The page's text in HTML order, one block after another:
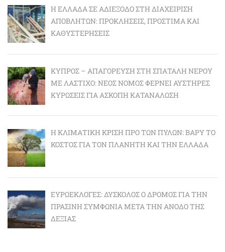
Η ΕΛΛΆΔΑ ΣΕ ΑΔΙΈΞΟΔΟ ΣΤΗ ΔΙΑΧΕΊΡΙΣΗ
ΑΠΟΒΛΉΤΩΝ: ΠΡΟΚΛΉΣΕΙΣ, ΠΡΌΣΤΙΜΑ ΚΑΙ
ΚΑΘΥΣΤΕΡΉΣΕΙΣ
ΚΎΠΡΟΣ – ΑΠΑΓΌΡΕΥΣΗ ΣΤΗ ΣΠΑΤΆΛΗ ΝΕΡΟΎ
ΜΕ ΛΆΣΤΙΧΟ: ΝΈΟΣ ΝΌΜΟΣ ΦΈΡΝΕΙ ΑΥΣΤΗΡΈΣ
ΚΥΡΏΣΕΙΣ ΓΙΑ ΆΣΚΟΠΗ ΚΑΤΑΝΆΛΩΣΗ
Η ΚΛΙΜΑΤΙΚΉ ΚΡΊΣΗ ΠΡΟ ΤΩΝ ΠΥΛΏΝ: BΑΡΎ ΤΟ
ΚΌΣΤΟΣ ΓΙΑ ΤΟΝ ΠΛΑΝΉΤΗ ΚΑΙ ΤΗΝ ΕΛΛΆΔΑ
ΕΥΡΩΕΚΛΟΓΈΣ: ΔΎΣΚΟΛΟΣ Ο ΔΡΌΜΟΣ ΓΙΑ ΤΗΝ
ΠΡΆΣΙΝΗ ΣΥΜΦΩΝΊΑ ΜΕΤΆ ΤΗΝ ΆΝΟΔΟ ΤΗΣ
ΔΕΞΙΆΣ